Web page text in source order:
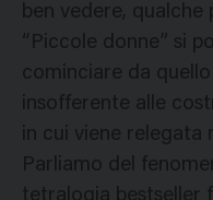
ben vedere,
“Piccole donne” si
cominciare da
insofferente alle
in cui viene relegata
Parliamo del